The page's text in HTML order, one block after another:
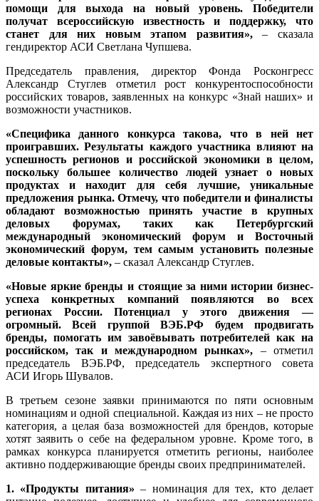
помощи для выхода на новый уровень. Победители
получат всероссийскую известность и поддержку, что
станет для них новым этапом развития»,– сказала
гендиректор АСИ Светлана Чупшева.
Председатель правления, директор Фонда Росконгресс
Александр Стуглев отметил рост конкурентоспособности
российских товаров, заявленных на конкурс «Знай наших» и
возможности участников.
«Специфика данного конкурса такова, что в ней нет
проигравших. Результаты каждого участника влияют на
успешность регионов и российской экономики в целом,
поскольку большее количество людей узнает о новых
продуктах и находит для себя лучшие, уникальные
предложения рынка. Отмечу, что победители и финалисты
обладают возможностью принять участие в крупных
деловых форумах, таких как Петербургский
международный экономический форум и Восточный
экономический форум, тем самым установить полезные
деловые контакты», – сказал Александр Стуглев.
«Новые яркие бренды и стоящие за ними истории бизнес-
успеха конкретных компаний появляются во всех
регионах России. Потенциал у этого движения —
огромный. Всей группой ВЭБ.РФ будем продвигать
бренды, помогать им завоёвывать потребителей как на
российском, так и международном рынках», – отметил
председатель ВЭБ.РФ, председатель экспертного совета
АСИ Игорь Шувалов.
В третьем сезоне заявки принимаются по пяти основным
номинациям и одной специальной. Каждая из них – не просто
категория, а целая база возможностей для брендов, которые
хотят заявить о себе на федеральном уровне. Кроме того, в
рамках конкурса планируется отметить регионы, наиболее
активно поддерживающие бренды своих предпринимателей.
1. «Продукты питания» – номинация для тех, кто делает